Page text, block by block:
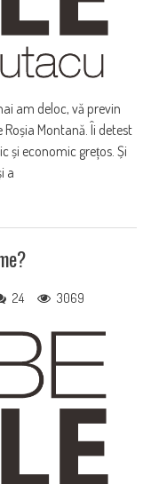
am deloc, vă previn
Montană. Îi detest
și economic grețos. Și
a
24 3069